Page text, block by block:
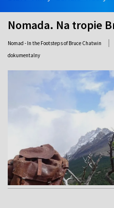
Nomada. Na tropie
Nomad - In the Footsteps of Bruce Chatwin |
dokumentalny